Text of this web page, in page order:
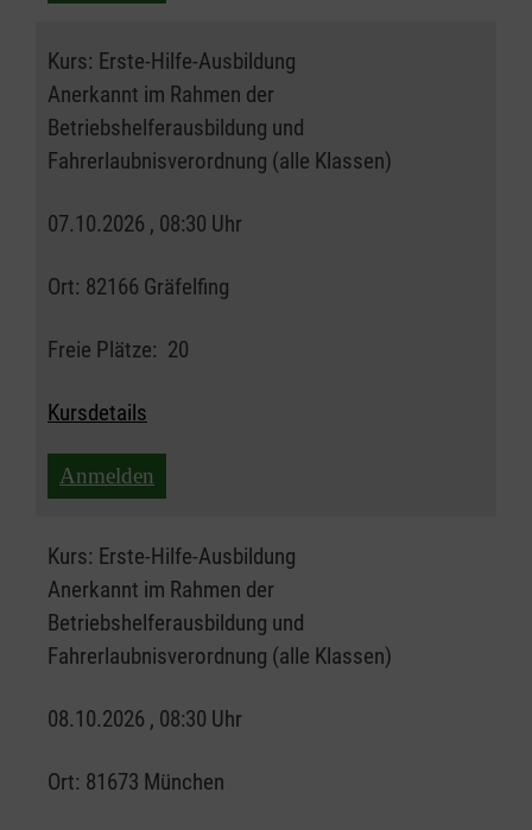
Kurs: Erste-Hilfe-Ausbildung
Anerkannt im Rahmen der
Betriebshelferausbildung und
Fahrerlaubnisverordnung (alle Klassen)
07.10.2026 , 08:30 Uhr
Ort: 82166 Gräfelfing
Freie Plätze: 20
Kursdetails
Anmelden
Kurs: Erste-Hilfe-Ausbildung
Anerkannt im Rahmen der
Betriebshelferausbildung und
Fahrerlaubnisverordnung (alle Klassen)
08.10.2026 , 08:30 Uhr
Ort: 81673 München